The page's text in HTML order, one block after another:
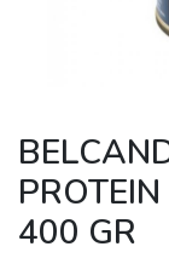
400 GR